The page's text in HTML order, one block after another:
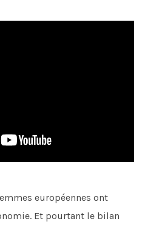
européennes ont
Et pourtant le bilan